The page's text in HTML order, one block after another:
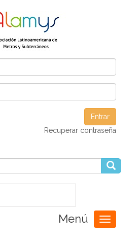
Entrar
Recuperar contraseña
Menú
Toggle
navigation